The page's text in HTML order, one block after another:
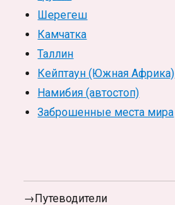
Шерегеш
Камчатка
Таллин
Кейптаун (Южная Африка)
Намибия (автостоп)
Заброшенные места мира
→Путеводители